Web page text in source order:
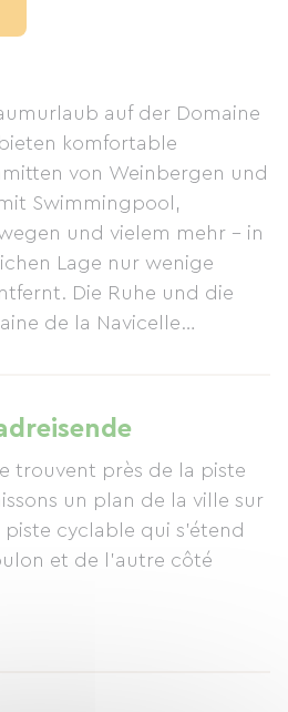
auf der Domaine
komfortable
von Weinbergen und
Swimmingpool,
und vielem mehr – in
Lage nur wenige
Die Ruhe und die
de la Navicelle
über kostenfreies WLAN
Oiseaux 1 und
Sie zahlreiche
Swimmingpool,
und Grillmöglichkeiten.
sich Reitställe, ein Radweg
Anwesen liegt am Fuße
trouvent près de la piste
un plan de la ville sur
piste cyclable qui s'étend
et de l'autre côté